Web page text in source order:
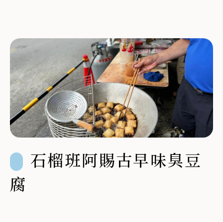
石榴班阿賜古早味臭豆
腐